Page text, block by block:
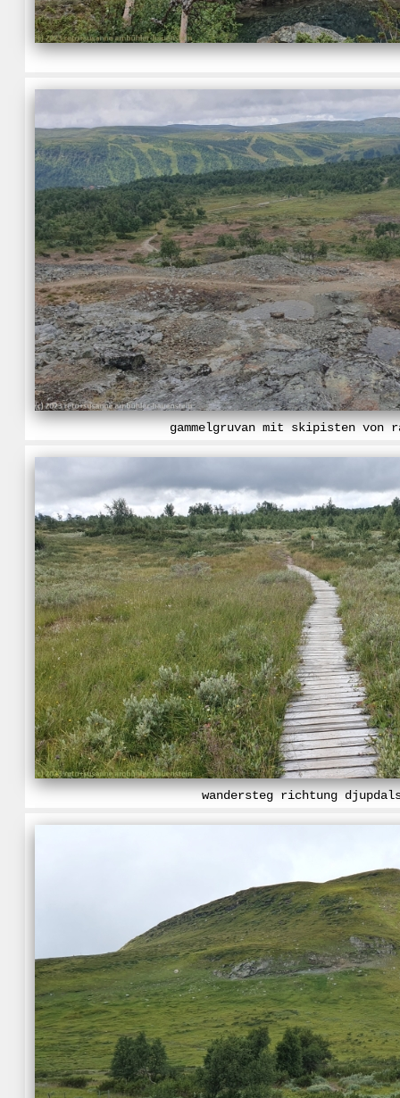
gammelgruvan mit skipisten von
wandersteg richtung